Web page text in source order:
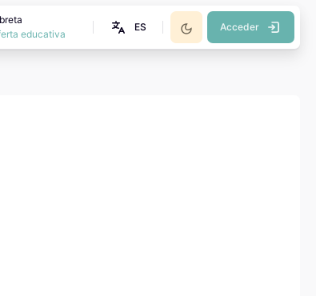
educativa
ES Acceder